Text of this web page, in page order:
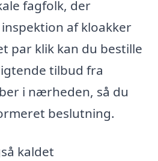
fagfolk, der
af kloakker
par klik kan du bestille
tilbud fra
i nærheden, så du
beslutning.
kaldet